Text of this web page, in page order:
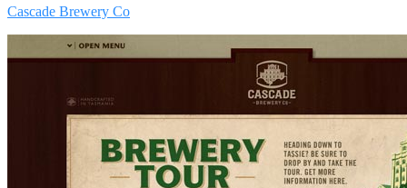
Cascade Brewery Co